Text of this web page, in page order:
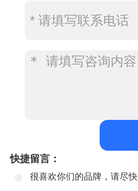
快捷留言：
很喜欢你们的品牌，请尽快